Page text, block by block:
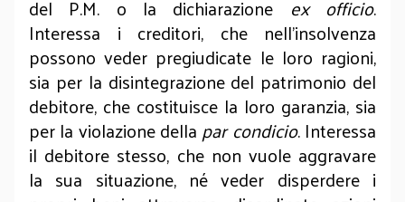
del P.M. o la dichiarazione ex officio.
Interessa i creditori, che nell’insolvenza
possono veder pregiudicate le loro ragioni,
sia per la disintegrazione del patrimonio del
debitore, che costituisce la loro garanzia, sia
per la violazione dellapar condicio. Interessa
il debitore stesso, che non vuole aggravare
la sua situazione, né veder disperdere i